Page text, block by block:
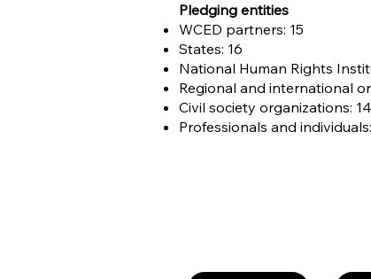
Pledging entities
WCED partners: 15
States: 16
National Human Rights
Regional and international
Civil society organizations: 14
Professionals and